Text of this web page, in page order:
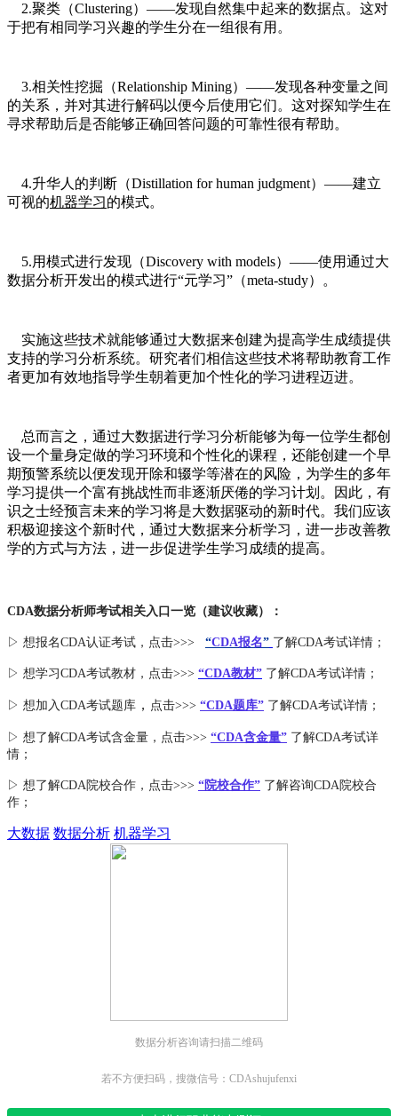
2.聚类（Clustering）——发现自然集中起来的数据点。这对
于把有相同学习兴趣的学生分在一组很有用。
3.相关性挖掘（Relationship Mining）——发现各种变量之间
的关系，并对其进行解码以便今后使用它们。这对探知学生在
寻求帮助后是否能够正确回答问题的可靠性很有帮助。
4.升华人的判断（Distillation for human judgment）——建立
可视的机器学习的模式。
5.用模式进行发现（Discovery with models）——使用通过大
数据分析开发出的模式进行“元学习”（meta-study）。
实施这些技术就能够通过大数据来创建为提高学生成绩提供
支持的学习分析系统。研究者们相信这些技术将帮助教育工作
者更加有效地指导学生朝着更加个性化的学习进程迈进。
总而言之，通过大数据进行学习分析能够为每一位学生都创
设一个量身定做的学习环境和个性化的课程，还能创建一个早
期预警系统以便发现开除和辍学等潜在的风险，为学生的多年
学习提供一个富有挑战性而非逐渐厌倦的学习计划。因此，有
识之士经预言未来的学习将是大数据驱动的新时代。我们应该
积极迎接这个新时代，通过大数据来分析学习，进一步改善教
学的方式与方法，进一步促进学生学习成绩的提高。
CDA数据分析师考试相关入口一览（建议收藏）：
▷ 想报名CDA认证考试，点击>>> “CDA报名” 了解CDA考试详情；
▷ 想学习CDA考试教材，点击>>> “CDA教材” 了解CDA考试详情；
▷ 想加入CDA考试题库 ， 点击>>> “CDA题库” 了解CDA考试详情；
▷ 想了解CDA考试含金量 ，点击>>> “CDA含金量” 了解CDA考试详
情；
▷ 想了解CDA院校合作 ，点击>>> “院校合作” 了解咨询CDA院校合
作；
大数据 数据分析 机器学习
数据分析咨询请扫描二维码
若不方便扫码，搜微信号：CDAshujufenxi